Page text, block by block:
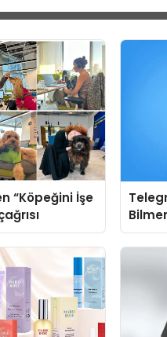
“Köpeğini İşe